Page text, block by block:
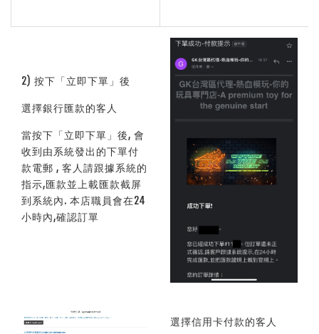
2) 按下「立即下單」後
選擇銀行匯款的客人
當按下「立即下單」後, 會
收到由系統發出的下單付
款電郵 , 客人請跟據系統的
指示,匯款並上載匯款截屏
到系統內. 本店職員會在24
小時內,確認訂單
選擇信用卡付款的客人